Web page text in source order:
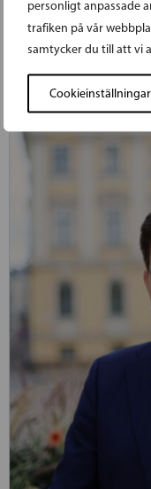
personligt anpassade
trafiken på vår
samtycker du till att vi
Cookieinställningar
länge drivit
LÄS